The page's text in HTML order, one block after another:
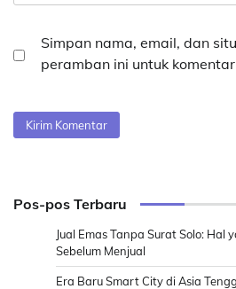
Simpan nama, email, dan
peramban ini untuk
Pos-pos Terbaru
Jual Emas Tanpa Surat Solo: Hal
Sebelum Menjual
Era Baru Smart City di Asia